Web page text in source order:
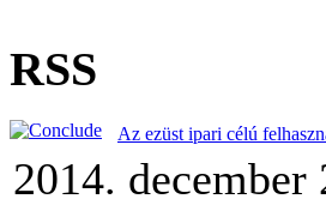
RSS
Az ezüst ipari célú
2014.